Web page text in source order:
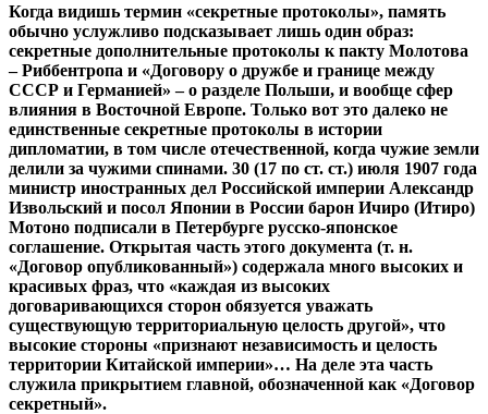
Когда видишь термин «секретные протоколы», память
обычно услужливо подсказывает лишь один образ:
секретные дополнительные протоколы к пакту Молотова
– Риббентропа и «Договору о дружбе и границе между
СССР и Германией» – о разделе Польши, и вообще сфер
влияния в Восточной Европе. Только вот это далеко не
единственные секретные протоколы в истории
дипломатии, в том числе отечественной, когда чужие земли
делили за чужими спинами. 30 (17 по ст. ст.) июля 1907 года
министр иностранных дел Российской империи Александр
Извольский и посол Японии в России барон Ичиро (Итиро)
Мотоно подписали в Петербурге русско-японское
соглашение. Открытая часть этого документа (т. н.
«Договор опубликованный») содержала много высоких и
красивых фраз, что «каждая из высоких
договаривающихся сторон обязуется уважать
существующую территориальную целость другой», что
высокие стороны «признают независимость и целость
территории Китайской империи»… На деле эта часть
служила прикрытием главной, обозначенной как «Договор
секретный».